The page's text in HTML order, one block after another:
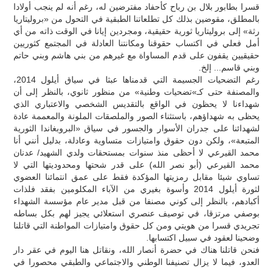
قسرا بطابور بلال بن رباح كأحفاد مفترضين له، رغم أنه لم ينجب أولادا
بالمطلق، مقوضين بذلك كل تطلعاتنا الطبقية في التحول من «بروليتاريا
رثة» إلى بروليتاريا ثورية حقيقية، ومجردين إيانا في الوقت ذاته من أي
أمل فعلي في اكتساب حقوقنا ومكانتنا العادلة في المجتمع كثوريين
حقيقيين يقفون على قدم المساواة مع غيرهم من بني هاشم وبني حاتم
وبني قاسم... إلخ.
رغم التضحيات الجسيمة التي قدمناها عبثا في سياق أيلول 2014،
والمصنفة حتى كـ»تضحيات وطنية» من منظور ثانوي، بالنظر إلى أن
شهداءنا لا يحظون في الواقع بالتقديس الشخصي والاعتباري الذي
يحظى به شهداؤهم، باستثناء الصور والملصقات الملونة والمعممة عادة
لشهدائنا على جدران الأسوار والجسور في سياق «البروبغاندا الثورية
المتبعة»، ولكن دون حقوق وامتيازات متساوية وعادلة، بدليل أنني أنا
محمد القيرعي لا أحظى منذ سنوات بمستحقات ولدي الشهيد/ عدنان
محمد القيرعي (أبو نصر الله) على قدر شحتها ومحدوديتها التي لا
تساوي شيئا مقابل رمزيتها المؤكدة فقط على عمق انتمائنا العضوي
لثورة أيلول 2014 وأسوة بغيري من الآباء المكلومين بفقد فلذات
أكبادهم، بالنظر إلى كوني مصنفا من قبل مدير عام مؤسسة الشهداء
بوصفي مرتزقا، في توصيف عنصري استعلائي يجيز لهم بكل بساطه
تجريدي قسرا من هويتي ومن كل حقوق وامتيازات المواطنة التي قاتلنا
وضحينا لعقود في سبيل اكتسابها.
فنحن قاتلنا هناك في حضرة أنصار الله، ونقاتل هنا اليوم في عقر دار
العدو، فيما لا يزال تصنيفنا الوطني والاجتماعي والطبقي محصورا في